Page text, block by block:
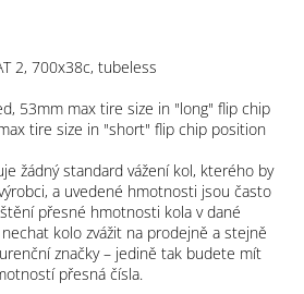
2, 700x38c, tubeless
53mm max tire size in "long" flip chip
tire size in "short" flip chip position
žádný standard vážení kol, kterého by
a uvedené hmotnosti jsou často
přesné hmotnosti kola v dané
kolo zvážit na prodejně a stejně
značky – jedině tak budete mít
přesná čísla.